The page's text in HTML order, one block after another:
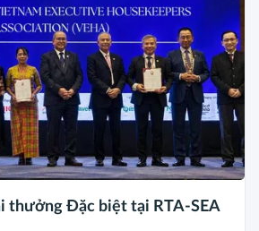
thưởng Đặc biệt tại RTA-SEA